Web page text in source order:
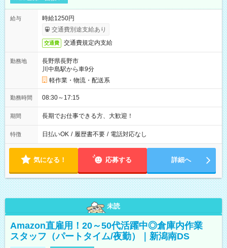
給与
時給1250円
交通費別途支給あり
交通費 交通費規定内支給
勤務地
長野県長野市
川中島駅から車9分
軽作業・物流・配送系
勤務時間 08:30～17:15
期間 長期でお仕事できる方、大歓迎！
特徴 日払いOK / 履歴書不要 / 電話対応なし
気になる！ 応募する 詳細へ
未読
Amazon直雇用！20～50代活躍中◎倉庫内作業
スタッフ（パートタイム/夜勤）｜新潟南DS